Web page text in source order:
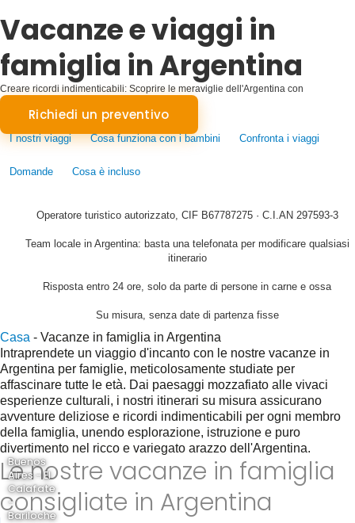
Vacanze e viaggi in
famiglia in Argentina
Creare ricordi indimenticabili: Scoprire le meraviglie dell'Argentina con
un'avventura su misura per la famiglia
Richiedi un preventivo
I nostri viaggi Cosa funziona con i bambini Confronta i viaggi
Domande Cosa è incluso
Operatore turistico autorizzato, CIF B67787275 · C.I.AN 297593-3
Team locale in Argentina: basta una telefonata per modificare qualsiasi
itinerario
Risposta entro 24 ore, solo da parte di persone in carne e ossa
Su misura, senza date di partenza fisse
Casa - Vacanze in famiglia in Argentina
Intraprendete un viaggio d'incanto con le nostre vacanze in
Argentina per famiglie, meticolosamente studiate per
affascinare tutte le età. Dai paesaggi mozzafiato alle vivaci
esperienze culturali, i nostri itinerari su misura assicurano
avventure deliziose e ricordi indimenticabili per ogni membro
della famiglia, unendo esplorazione, istruzione e puro
divertimento nel ricco e variegato arazzo dell'Argentina.
Le nostre vacanze in famiglia
consigliate in Argentina
Buenos
Aires - El
Calafate
-
Bariloche